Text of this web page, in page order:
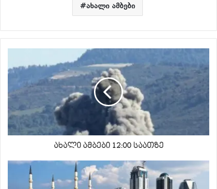
ახალი ამბები
ახალი ამბები 12:00 საათზე